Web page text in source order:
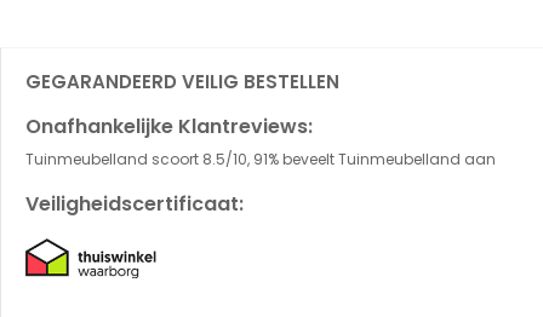
GEGARANDEERD VEILIG BESTELLEN
Onafhankelijke Klantreviews:
Tuinmeubelland scoort 8.5/10, 91% beveelt Tuinmeubelland aan
Veiligheidscertificaat: